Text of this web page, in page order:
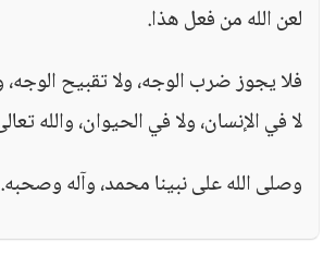
لعن الله من فعل هذا.
فلا يجوز ضرب الوجه، ولا تقبيح الوجه،
لا في الإنسان، ولا في الحيوان، والله
وصلى الله على نبينا محمد، وآله وصحبه.